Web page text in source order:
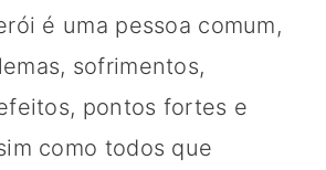
é uma pessoa comum,
sofrimentos,
pontos fortes e
como todos que